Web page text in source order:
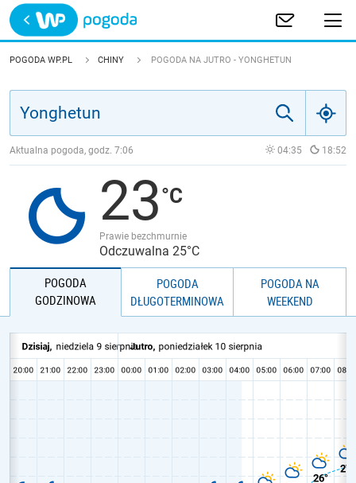
Trwa ładowanie
POLSKA
JAKOŚĆ POWIETRZA
POGODA WP.PL CHINY POGODA NA JUTRO - YONGHETUN
Aktualna pogoda, godz. 7:06 04:35 18:52
23
Prawie bezchmurnie
Odczuwalna 25°C
POGODA
GODZINOWA
POGODA
DŁUGOTERMINOWA
POGODA NA
WEEKEND